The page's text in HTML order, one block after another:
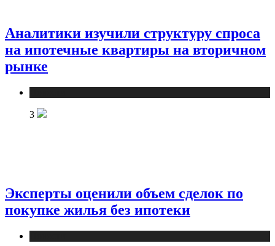
Аналитики изучили структуру спроса
на ипотечные квартиры на вторичном
рынке
3
Эксперты оценили объем сделок по
покупке жилья без ипотеки